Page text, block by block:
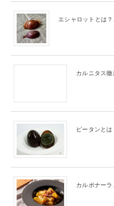
エシャロットとは
カルニタス
ピータンと
カルボナー